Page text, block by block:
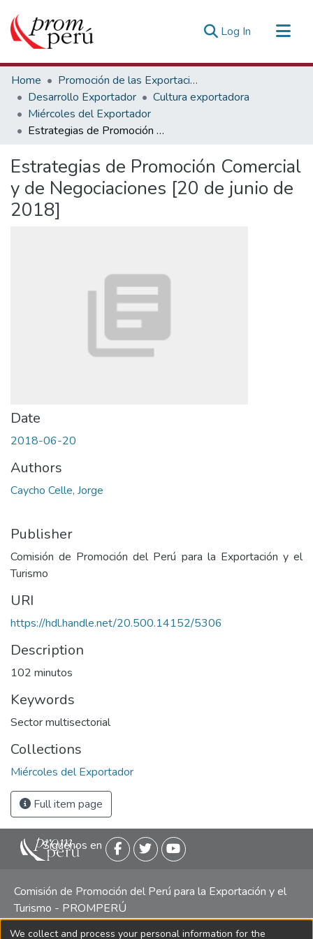
Log In (current)
Communities & Collections
All of DSpace
Statistics
Estadísticas Externas
Home
Promoción de las Exportaciones
Desarrollo Exportador
Cultura exportadora
Miércoles del Exportador
Estrategias de Promoción Comercial y de Negociaciones [20 de junio de 2018]
Estrategias de Promoción Comercial
y de Negociaciones [20 de junio de
2018]
Date
2018-06-20
Authors
Caycho Celle, Jorge
Publisher
Comisión de Promoción del Perú para la Exportación y el
Turismo
URI
https://hdl.handle.net/20.500.14152/5306
Description
102 minutos
Keywords
Sector multisectorial
Collections
Miércoles del Exportador
Full item page
Siguenos en
Comisión de Promoción del Perú para la Exportación y el
Turismo - PROMPERÚ
We collect and process your personal information for the